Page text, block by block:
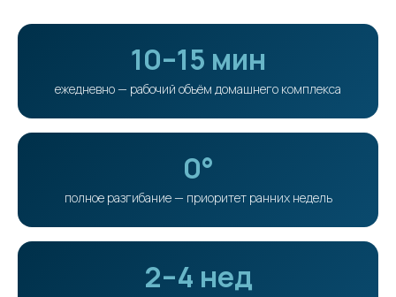
10–15 мин
ежедневно — рабочий объём домашнего комплекса
0°
полное разгибание — приоритет ранних недель
2–4 нед